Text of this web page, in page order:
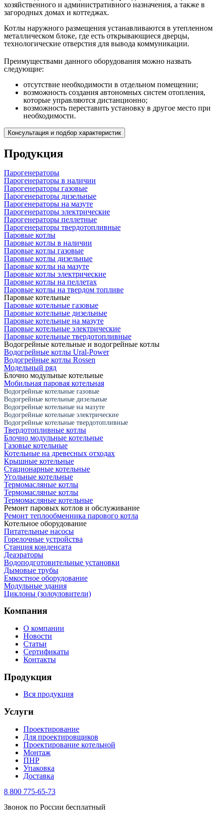
хозяйственного и административного назначения, а также в
загородных домах и коттеджах.
Котлы наружного размещения устанавливаются в утепленном
металлическом блоке, где есть открывающиеся дверцы,
технологические отверстия для вывода коммуникации.
Преимуществами данного оборудования можно назвать
следующие:
отсутствие необходимости в отдельном помещении;
возможность создания автономных систем отопления,
которые управляются дистанционно;
возможность переставить установку в другое место при
необходимости.
Консультация и подбор характеристик
Продукция
Парогенераторы
Парогенераторы в наличии
Парогенераторы газовые
Парогенераторы дизельные
Парогенераторы на мазуте
Парогенераторы электрические
Парогенераторы пеллетные
Парогенераторы твердотопливные
Паровые котлы
Паровые котлы в наличии
Паровые котлы газовые
Паровые котлы дизельные
Паровые котлы на мазуте
Паровые котлы электрические
Паровые котлы на пеллетах
Паровые котлы на твердом топливе
Паровые котельные
Паровые котельные газовые
Паровые котельные дизельные
Паровые котельные на мазуте
Паровые котельные электрические
Паровые котельные твердотопливные
Водогрейные котельные и водогрейные котлы
Водогрейные котлы Ural-Power
Водогрейные котлы Rossen
Модельный ряд
Блочно модульные котельные
Мобильная паровая котельная
Водогрейные котельные газовые
Водогрейные котельные дизельные
Водогрейные котельные на мазуте
Водогрейные котельные электрические
Водогрейные котельные твердотопливные
Твердотопливные котлы
Блочно модульные котельные
Газовые котельные
Котельные на древесных отходах
Крышные котельные
Стационарные котельные
Угольные котельные
Термомасляные котлы
Термомасляные котлы
Термомасляные котельные
Ремонт паровых котлов и обслуживание
Ремонт теплообменника парового котла
Котельное оборудование
Питательные насосы
Горелочные устройства
Станция конденсата
Деаэраторы
Водоподготовительные установки
Дымовые трубы
Емкостное оборудование
Mодульные здания
Циклоны (золоуловители)
Компания
О компании
Новости
Статьи
Сертификаты
Контакты
Продукция
Вся продукция
Услуги
Проектирование
Для проектировщиков
Проектирование котельной
Монтаж
ПНР
Упаковка
Доставка
8 800 775-65-73
Звонок по России бесплатный